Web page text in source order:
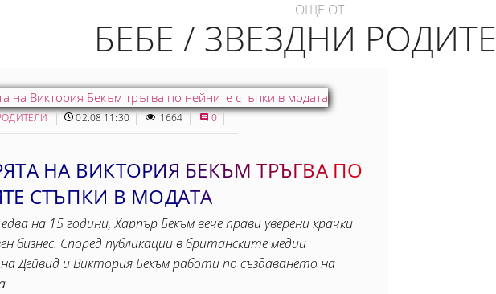
ОЩЕ ОТ
БЕБЕ / ЗВЕЗДНИ
02.08 11:30 1664 0
НА ВИКТОРИЯ БЕКЪМ ТРЪГВА ПО
СТЪПКИ В МОДАТА
на 15 години, Харпър Бекъм вече прави уверени крачки
бизнес. Според публикации в британските медии
Дейвид и Виктория Бекъм работи по създаването на